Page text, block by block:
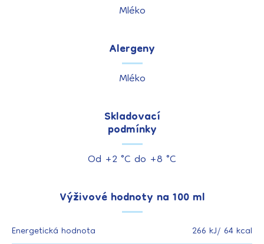
Mléko
Alergeny
Mléko
Skladovací
podmínky
Od +2 °C do +8 °C
Výživové hodnoty na 100 ml
Energetická hodnota
266 kJ/ 64 kcal